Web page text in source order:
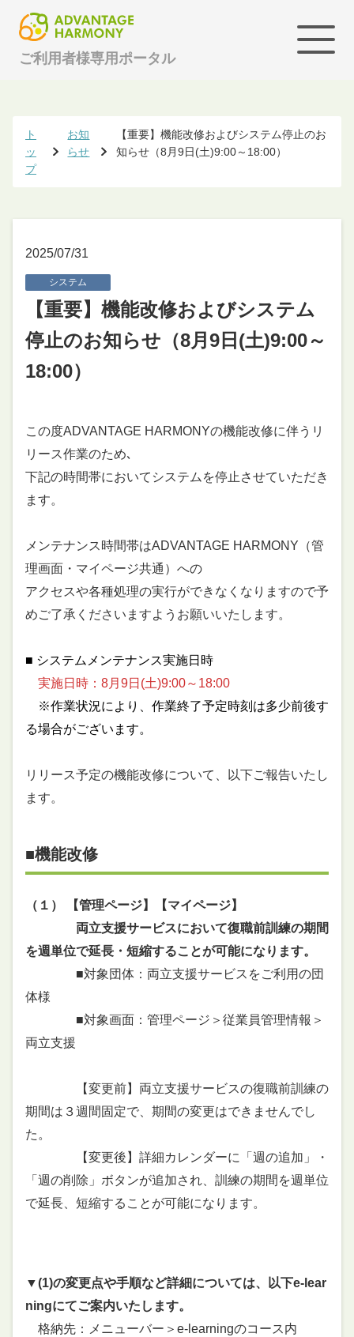
ご利用者様専用ポータル
ト
ッ
プ
お知
らせ
【重要】機能改修およびシステム停止のお
知らせ（8月9日(土)9:00～18:00）
2025/07/31
システム
【重要】機能改修およびシステム
停止のお知らせ（8月9日(土)9:00～
18:00）
この度ADVANTAGE HARMONYの機能改修に伴うリ
リース作業のため､
下記の時間帯においてシステムを停止させていただき
ます。
メンテナンス時間帯はADVANTAGE HARMONY（管
理画面・マイページ共通）への
アクセスや各種処理の実行ができなくなりますので予
めご了承くださいますようお願いいたします。
■ システムメンテナンス実施日時
実施日時：8月9日(土)9:00～18:00
※作業状況により、作業終了予定時刻は多少前後す
る場合がございます。
リリース予定の機能改修について、以下ご報告いたし
ます。
■機能改修
（１） 【管理ページ】【マイページ】
両立支援サービスにおいて復職前訓練の期間
を週単位で延長・短縮することが可能になります。
■対象団体：両立支援サービスをご利用の団
体様
■対象画面：管理ページ＞従業員管理情報＞
両立支援
【変更前】両立支援サービスの復職前訓練の
期間は３週間固定で、期間の変更はできませんでし
た。
【変更後】詳細カレンダーに「週の追加」・
「週の削除」ボタンが追加され、訓練の期間を週単位
で延長、短縮することが可能になります。
▼(1)の変更点や手順など詳細については、以下e-lear
ningにてご案内いたします。
格納先：メニューバー＞e-learningのコース内